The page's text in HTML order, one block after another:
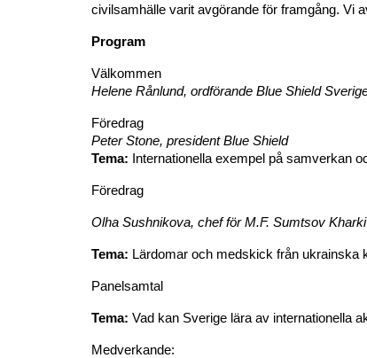
civilsamhälle varit avgörande för framgång. Vi
Program
Välkommen
Helene Rånlund, ordförande Blue Shield
Föredrag
Peter Stone, president Blue Shield
Tema: Internationella exempel på samverkan
Föredrag
Olha Sushnikova, chef för M.F. Sumtsov
Tema: Lärdomar och medskick från ukrainska
Panelsamtal
Tema: Vad kan Sverige lära av internationella
Medverkande: